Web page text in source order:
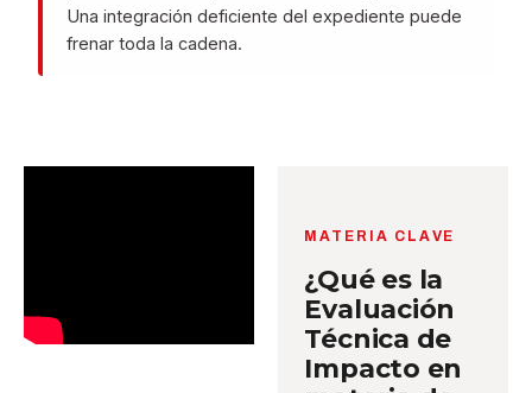
Una integración deficiente del expediente puede
frenar toda la cadena.
MATERIA CLAVE
¿Qué es la
Evaluación
Técnica de
Impacto en